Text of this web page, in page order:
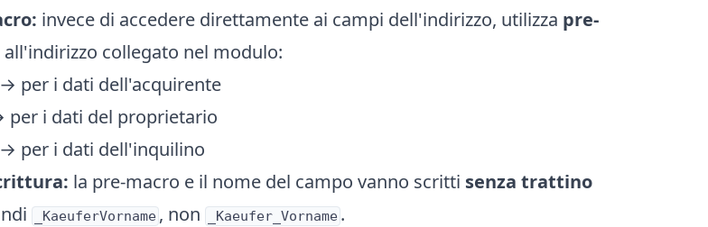
invece di accedere direttamente ai campi dell'indirizzo, utilizza pre-
collegato nel modulo:
per i dati dell'acquirente
per i dati del proprietario
per i dati dell'inquilino
la pre-macro e il nome del campo vanno scritti senza trattino
_KaeuferVorname , non _Kaeufer_Vorname .